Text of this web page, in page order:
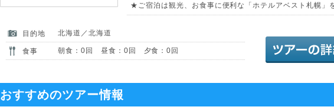
★ご宿泊は観光、お食事に便利な「ホテルアベスト札幌」
目的地 北海道／北海道
食事 朝食：0回 昼食：0回 夕食：0回
おすすめのツアー情報